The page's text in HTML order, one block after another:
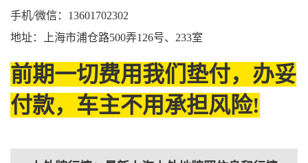
手机/微信：13601702302
地址：上海市浦仓路500弄126号、233室
前期一切费用我们垫付，办妥
付款，车主不用承担风险!